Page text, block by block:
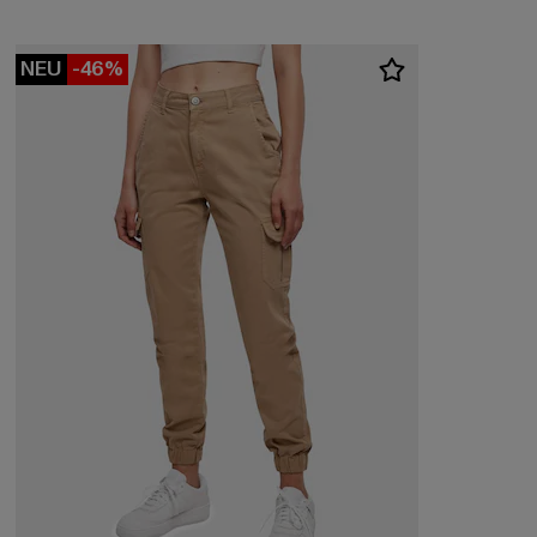
NEU -46%